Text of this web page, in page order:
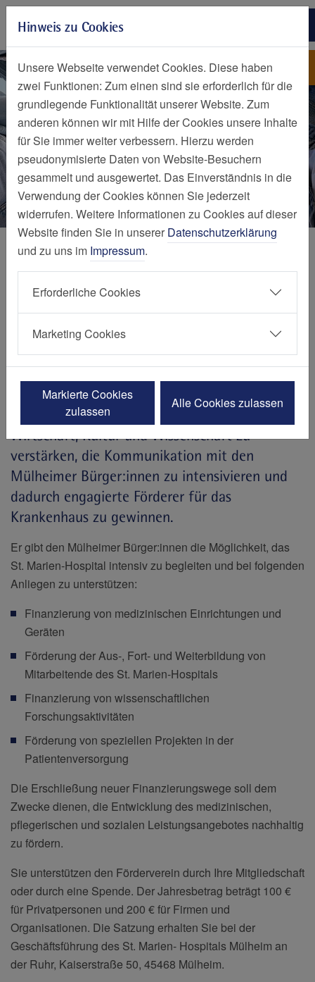
Zur Hauptnavigation springen
Zum Seiteninhalt springen
Zum Seitenende springen
Förderverein des St.
St. Marien-Hospital Mülheim an
der Ruhr
Über uns
Förderverein
des St. Marien-Hospital Mülheim an der
Ruhr
Der Förderverein beabsichtigt, die Integration
des Krankenhauses in Gesellschaft, Politik,
Wirtschaft, Kultur und Wissenschaft zu
verstärken, die Kommunikation mit den
Mülheimer Bürger:innen zu intensivieren und
dadurch engagierte Förderer für das
Krankenhaus zu gewinnen.
Er gibt den Mülheimer Bürger:innen die Möglichkeit, das
St. Marien-Hospital intensiv zu begleiten und bei folgenden
Anliegen zu unterstützen:
Finanzierung von medizinischen Einrichtungen und
Geräten
Förderung der Aus-, Fort- und Weiterbildung von
Mitarbeitende des St. Marien-Hospitals
Finanzierung von wissenschaftlichen
Forschungsaktivitäten
Förderung von speziellen Projekten in der
Patientenversorgung
Die Erschließung neuer Finanzierungswege soll dem
Zwecke dienen, die Entwicklung des medizinischen,
pflegerischen und sozialen Leistungsangebotes nachhaltig
zu fördern.
Sie unterstützen den Förderverein durch Ihre Mitgliedschaft
oder durch eine Spende. Der Jahresbetrag beträgt 100 €
für Privatpersonen und 200 € für Firmen und
Organisationen. Die Satzung erhalten Sie bei der
Geschäftsführung des St. Marien- Hospitals Mülheim an
der Ruhr, Kaiserstraße 50, 45468 Mülheim.
Hinweis zu Cookies
Unsere Webseite verwendet Cookies. Diese haben
zwei Funktionen: Zum einen sind sie erforderlich für die
grundlegende Funktionalität unserer Website. Zum
anderen können wir mit Hilfe der Cookies unsere Inhalte
für Sie immer weiter verbessern. Hierzu werden
pseudonymisierte Daten von Website-Besuchern
gesammelt und ausgewertet. Das Einverständnis in die
Verwendung der Cookies können Sie jederzeit
widerrufen. Weitere Informationen zu Cookies auf dieser
Website finden Sie in unserer Datenschutzerklärung
und zu uns im Impressum.
Erforderliche Cookies
Marketing Cookies
Markierte Cookies
zulassen
Alle Cookies zulassen